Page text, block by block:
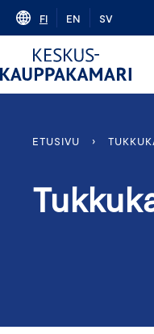
Skip
content
FI EN SV
ETUSIVU ›